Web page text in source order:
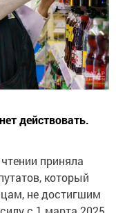
действовать.
приняла
который
не достигшим